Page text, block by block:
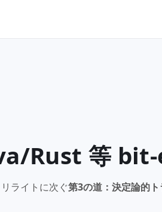
Rust 等
ライトに次ぐ第3の道：決定論的